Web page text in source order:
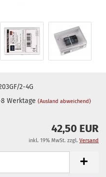
2-4G
Werktage(Ausland abweichend)
42,50 EUR
inkl. 19% MwSt. zzgl. Versand